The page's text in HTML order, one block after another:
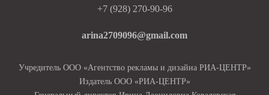
+7 (928) 270-90-96
arina2709096@gmail.com
Учредитель ООО «Агентство рекламы и дизайна РИА-ЦЕНТР»
Издатель ООО «РИА-ЦЕНТР»